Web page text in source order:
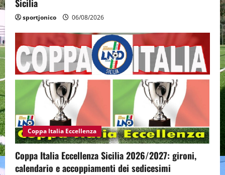
Sicilia
sportjonico 06/08/2026
Coppa Italia Eccellenza
Coppa Italia Eccellenza Sicilia 2026/2027: gironi,
calendario e accoppiamenti dei sedicesimi